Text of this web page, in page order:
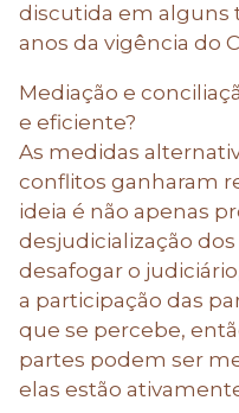
discutida em alguns
anos da vigência do
Mediação e
e eficiente?
As medidas
conflitos ganharam
ideia é não apenas
desjudicialização
desafogar o
a participação das
que se percebe,
partes podem ser
elas estão